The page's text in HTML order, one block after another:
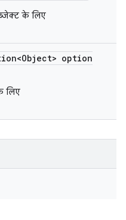
के लिए
option
लिए